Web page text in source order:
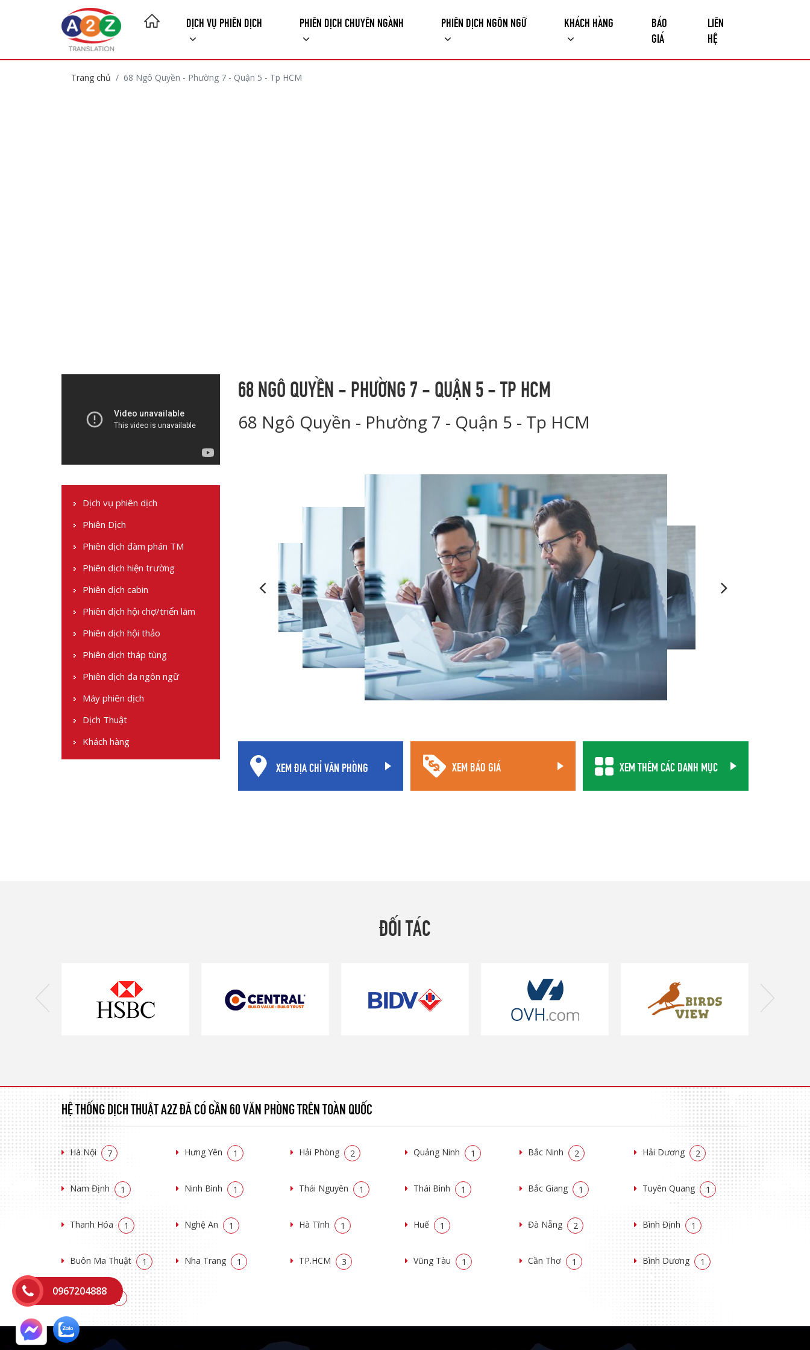
DỊCH VỤ PHIÊN DỊCH PHIÊN DỊCH CHUYÊN NGÀNH PHIÊN DỊCH NGÔN NGỮ KHÁCH HÀNG
BÁO
GIÁ
LIÊN
HỆ
Trang chủ 68 Ngô Quyền - Phường 7 - Quận 5 - Tp HCM
Dịch vụ phiên dịch
Phiên Dịch
Phiên dịch đàm phán TM
Phiên dịch hiện trường
Phiên dịch cabin
Phiên dịch hội chợ/triển lãm
Phiên dịch hội thảo
Phiên dịch tháp tùng
Phiên dịch đa ngôn ngữ
Máy phiên dịch
Dịch Thuật
Khách hàng
68 NGÔ QUYỀN - PHƯỜNG 7 - QUẬN 5 - TP HCM
68 Ngô Quyền - Phường 7 - Quận 5 - Tp HCM
XEM ĐỊA CHỈ VĂN PHÒNG XEM BÁO GIÁ XEM THÊM CÁC DANH MỤC
ĐỐI TÁC
HỆ THỐNG DỊCH THUẬT A2Z ĐÃ CÓ GẦN 60 VĂN PHÒNG TRÊN TOÀN QUỐC
Hà Nội 7 Hưng Yên 1 Hải Phòng 2 Quảng Ninh 1 Bắc Ninh 2 Hải Dương 2
Nam Định 1 Ninh Bình 1 Thái Nguyên 1 Thái Bình 1 Bắc Giang 1 Tuyên Quang 1
Thanh Hóa 1 Nghệ An 1 Hà Tĩnh 1 Huế 1 Đà Nẵng 2 Bình Định 1
Buôn Ma Thuật 1 Nha Trang 1 TP.HCM 3 Vũng Tàu 1 Cần Thơ 1 Bình Dương 1
Đồng Nai 1
0967204888